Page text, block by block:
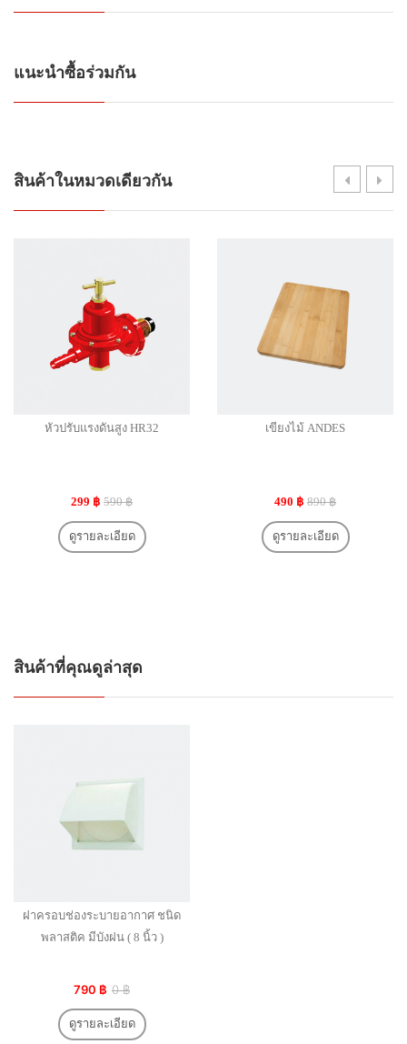
แนะนำซื้อร่วมกัน
สินค้าในหมวดเดียวกัน
หัวปรับแรงดันสูง HR32
299 ฿ 590 ฿
ดูรายละเอียด
เขียงไม้ ANDES
490 ฿ 890 ฿
ดูรายละเอียด
สินค้าที่คุณดูล่าสุด
ฝาครอบช่องระบายอากาศ ชนิด
พลาสติค มีบังฝน ( 8 นิ้ว )
790 ฿ 0 ฿
ดูรายละเอียด